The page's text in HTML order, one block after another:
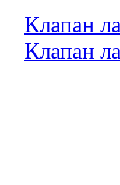
Клапан
Клапан